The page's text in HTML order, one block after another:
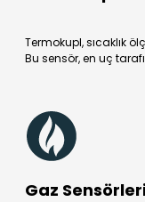
Termokupl, sıcaklık
Bu sensör, en uç
Gaz